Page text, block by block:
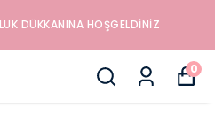
DÜKKANINA HOŞGELDINIZ
0